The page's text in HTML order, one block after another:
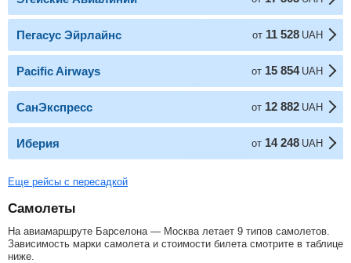
Пегасус Эйрлайнс от 11 528 UAH
Pacific Airways от 15 854 UAH
СанЭкспресс от 12 882 UAH
Иберия от 14 248 UAH
Еще рейсы с пересадкой
Самолеты
На авиамаршруте Барселона — Москва летает 9 типов самолетов.
Зависимость марки самолета и стоимости билета смотрите в таблице
ниже.